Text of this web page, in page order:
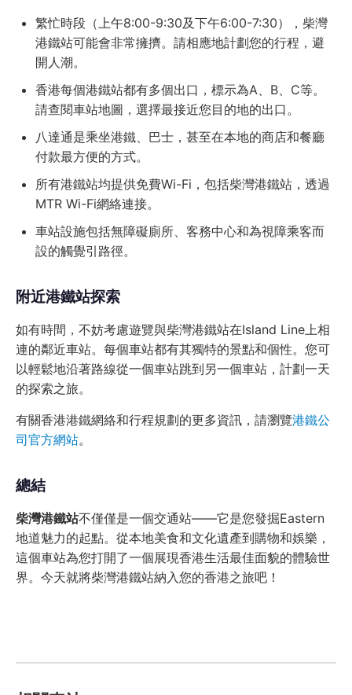
繁忙時段（上午8:00-9:30及下午6:00-7:30），柴灣
港鐵站可能會非常擁擠。請相應地計劃您的行程，避
開人潮。
香港每個港鐵站都有多個出口，標示為A、B、C等。
請查閱車站地圖，選擇最接近您目的地的出口。
八達通是乘坐港鐵、巴士，甚至在本地的商店和餐廳
付款最方便的方式。
所有港鐵站均提供免費Wi-Fi，包括柴灣港鐵站，透過
MTR Wi-Fi網絡連接。
車站設施包括無障礙廁所、客務中心和為視障乘客而
設的觸覺引路徑。
附近港鐵站探索
如有時間，不妨考慮遊覽與柴灣港鐵站在Island Line上相
連的鄰近車站。每個車站都有其獨特的景點和個性。您可
以輕鬆地沿著路線從一個車站跳到另一個車站，計劃一天
的探索之旅。
有關香港港鐵網絡和行程規劃的更多資訊，請瀏覽港鐵公
司官方網站。
總結
柴灣港鐵站不僅僅是一個交通站——它是您發掘Eastern
地道魅力的起點。從本地美食和文化遺產到購物和娛樂，
這個車站為您打開了一個展現香港生活最佳面貌的體驗世
界。今天就將柴灣港鐵站納入您的香港之旅吧！